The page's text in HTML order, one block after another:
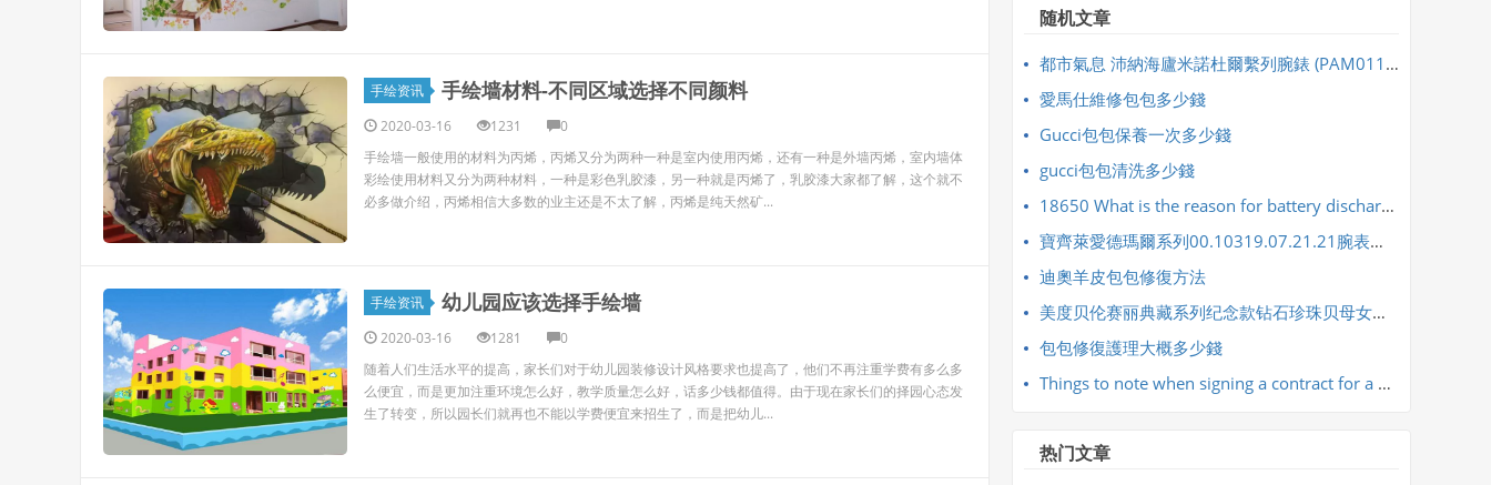
手绘资讯 手绘墙材料-不同区域选择不同颜料
2020-03-16 1231
0
手绘墙一般使用的材料为丙烯，丙烯又分为两种一种是室内使用丙烯，还有一种是外墙丙烯，室内墙体
彩绘使用材料又分为两种材料，一种是彩色乳胶漆，另一种就是丙烯了，乳胶漆大家都了解，这个就不
必多做介绍，丙烯相信大多数的业主还是不太了解，丙烯是纯天然矿...
手绘资讯 幼儿园应该选择手绘墙
2020-03-16 1281
0
随着人们生活水平的提高，家长们对于幼儿园装修设计风格要求也提高了，他们不再注重学费有多么多
么便宜，而是更加注重环境怎么好，教学质量怎么好，话多少钱都值得。由于现在家长们的择园心态发
生了转变，所以园长们就再也不能以学费便宜来招生了，而是把幼儿...
随机文章
都市氣息 沛納海廬米諾杜爾繫列腕錶 (PAM01123)
​愛馬仕維修包包多少錢
Gucci包包保養一次多少錢
​gucci包包清洗多少錢
18650 What is the reason for battery discharge and heating
寶齊萊愛德瑪爾系列00.10319.07.21.21腕表與寶齊萊愛德瑪爾系列00.10318.07.21.21腕表
​迪奧羊皮包包修復方法
美度贝伦赛丽典藏系列纪念款钻石珍珠贝母女士腕表
​包包修復護理大概多少錢
Things to note when signing a contract for a wedding company
热门文章